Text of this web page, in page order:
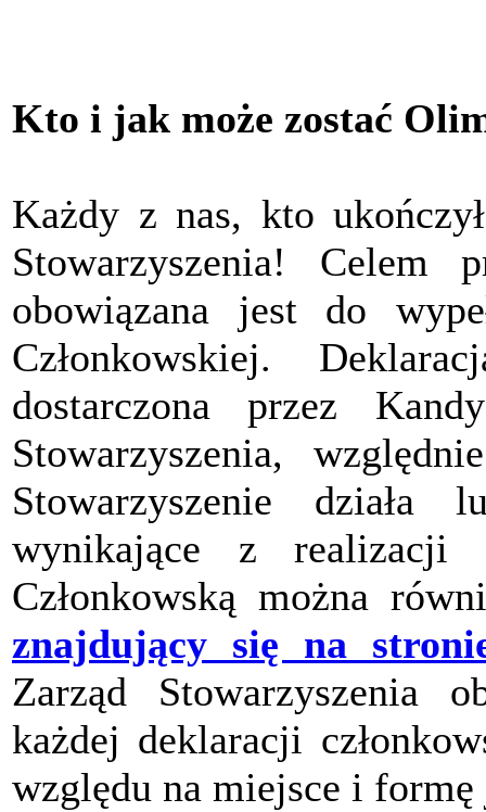
Kto i jak może zostać
Każdy z nas, kto
Stowarzyszenia! Celem
obowiązana jest do
Członkowskiej.
dostarczona przez
Stowarzyszenia,
Stowarzyszenie działa
wynikające z realizacji
Członkowską można
znajdujący się na
Zarząd Stowarzyszenia
każdej deklaracji
względu na miejsce i